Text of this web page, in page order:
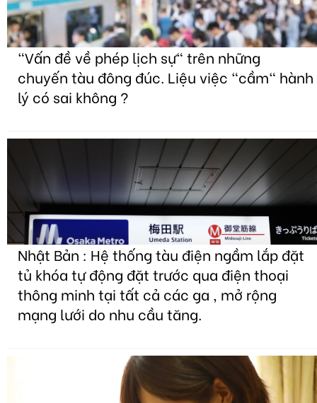
"Vấn đề về phép lịch sự" trên những
chuyến tàu đông đúc. Liệu việc "cầm" hành
lý có sai không ?
Nhật Bản : Hệ thống tàu điện ngầm lắp đặt
tủ khóa tự động đặt trước qua điện thoại
thông minh tại tất cả các ga , mở rộng
mạng lưới do nhu cầu tăng.